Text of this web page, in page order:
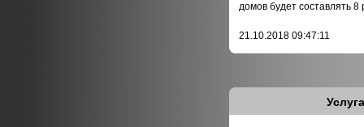
домов будет составлять
21.10.2018 09:47:11